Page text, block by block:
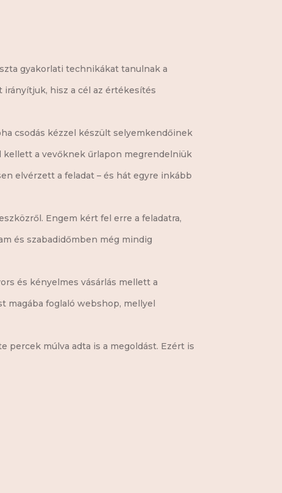
gyakorlati technikákat tanulnak a
hisz a cél az értékesítés
csodás kézzel készült selyemkendőinek
a vevőknek űrlapon megrendelniük
elvérzett a feladat – és hát egyre inkább
Engem kért fel erre a feladatra,
és szabadidőmben még mindig
és kényelmes vásárlás mellett a
magába foglaló webshop, mellyel
percek múlva adta is a megoldást. Ezért is